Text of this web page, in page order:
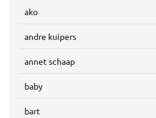
ako
andre kuipers
annet schaap
baby
bart